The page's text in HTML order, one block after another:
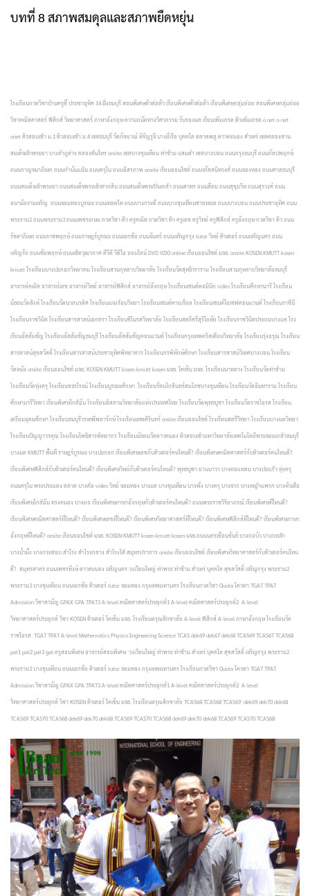
บทที่ 8 สภาพสมดุลและสภาพยืดหยุ่น
โรงเรียนกวดวิชาบ้านครูตี๋ ประชาอุทิศ 14 ฝั่งธนบุรี สอนพิเศษตัวต่อตัว เรียนพิเศษตัวต่อตัว เรียนพิเศษกลุ่มย่อย สอนพิเศษกลุ่มย่อย
วิชาคณิตศาสตร์ ฟิสิกส์ วิทยาศาสตร์ ภาษาอังกฤษ ความถนัดทางวิศวกรรม รับรองผล เรียนเพิ่มเกรด ติวเพิ่มเกรด o net o-net
onet ติวสอบเข้า ม.1 ติวสอบเข้า ม.4 เขตธนบุรี วัดกัลยาณ์ หิรัญรูจี บางยี่เรือ บุคคโล ตลาดพลู ดาวคะนอง สำเหร่ เขตคลองสาน
สมเด็จเจ้าพระยา บางลำภูล่าง คลองต้นไทร onsite เขตบางขุนเทียน ท่าข้าม แสมดำ เขตบางบอน ถนนกรุงธนบุรี ถนนกัลปพฤกษ์
ถนนกาญจนาภิเษก ถนนกำนันแม้น ถนนครุใน ถนนอิสรภาพ onsite เรียนออนไซต์ ถนนจรัลสนิทวงศ์ ถนนจองทอง ถนนศาลธนบุรี
ถนนสมเด็จเจ้าพระยา ถนนสมเด็จพระเจ้าตากสิน ถนนสมเด็จพระปิ่นเกล้า ถนนสาทร ถนนสีลม ถนนสุขุมวิท ถนนสุรวงศ์ ถนน
อนามัยงามเจริญ ถนนจอมทองบูรณะ ถนนเทอดไท ถนนบางกระดี่ ถนนบางขุนเทียนชายทะเล ถนนบางบอน ถนนประชาอุทิศ ถนน
พระราม2 ถนนพระราม3 ถนนเพชรเกษม กวดวิชา ติว ครูคณิต กวดวิชา ติว ครูเลข ครูวิทย์ ครูฟิสิกส์ ครูอังกฤษ กวดวิชา ติว ถนน
รัชดาภิเษก ถนนราชพฤกษ์ ถนนราษฎร์บูรณะ ถนนเอกชัย ถนนจันทร์ ถนนเจริญกรุง tutor วิทย์ ติวเตอร์ ถนนเจริญนคร ถนน
เจริญรัถ ถนนชัยพฤกษ์ ถนนเชิดวุฒากาศ ดีวีดี วีดีโอ ออนไลน์ DVD VDO online เรียนออนไซต์ มจธ. onsite KOSEN KMUTT kosen
kmutt โรงเรียนบางปะกอกวิทยาคม โรงเรียนสวนกุหลาบวิทยาลัย โรงเรียนวัดสุทธิวราราม โรงเรียนสวนกุหลาบวิทยาลัยธนบุรี
อาจารย์คณิต อาจารย์เลข อาจารย์วิทย์ อาจารย์ฟิสิกส์ อาจารย์อังกฤษ โรงเรียนเซนต์ดอมินิก video โรงเรียนศึกษานารี โรงเรียน
มัธยมวัดสิงห์ โรงเรียนวัดนวลนรดิศ โรงเรียนแจงร้อนวิทยา โรงเรียนเซนต์คาเบรียล โรงเรียนเซนต์โยเซฟคอนแวนต์ โรงเรียนราชินี
โรงเรียนราชวินิต โรงเรียนสารสาสน์เอกตรา โรงเรียนชิโนรสวิทยาลัย โรงเรียนสตรีศรีสุริโยทัย โรงเรียนราชวินิตประถมบางแค โรง
เรียนอัสสัมชัญ โรงเรียนอัสสัมชัญธนบุรี โรงเรียนอัสสัมชัญคอนแวนต์ โรงเรียนกรุงเทพคริสเตียนวิทยาลัย โรงเรียนรุ่งอรุณ โรงเรียน
สารสาสน์สุขสวัสดิ์ โรงเรียนสารสาสน์ประชาอุทิศพิทยาคาร โรงเรียนกรพิทักษ์ศึกษา โรงเรียนสารสาสน์วิเทศบางบอน โรงเรียน
วัดหนัง onsite เรียนออนไซต์ มจธ. KOSEN KMUTT kosen kmutt kosen มจธ. โคเซ็น มจธ. โรงเรียนนาหลวง โรงเรียนวัดท่าข้าม
โรงเรียนวัดทุ่งครุ โรงเรียนขจรโรจน์ โรงเรียนบูรณะศึกษา โรงเรียนรัตนโกสินทร์สมโภชบางขุนเทียน โรงเรียนวัดอินทาราม โรงเรียน
ศึกษานารีวิทยา เรียนพิเศษใกล้ฉัน โรงเรียนอิสลามวิทยาลัยแห่งประเทศไทย โรงเรียนวัดพุทธบูชา โรงเรียนวัดราชโอรส โรงเรียน
เตรียมอุดมศึกษา โรงเรียนธนบุรีวรเทพีพลารักษ์ โรงเรียนเทพศิรินทร์ onsite เรียนออนไซต์ โรงเรียนสตรีวิทยา โรงเรียนบางมดวิทยา
โรงเรียนปัญญาวรคุณ โรงเรียนโพธิสารพิทยากร โรงเรียนมัธยมวัดดาวคนอง ติวสอบเข้ามหาวิทยาลัยเทคโนโลยีพระจอมเกล้าธนบุรี
บางมด KMUTT พื้นที่ ราษฎร์บูรณะ บางปะกอก เรียนพิเศษเลขกับติวเตอร์คนไหนดี? เรียนพิเศษคณิตศาสตร์กับติวเตอร์คนไหนดี?
เรียนพิเศษฟิสิกส์กับติวเตอร์คนไหนดี? เรียนพิเศษวิทย์กับติวเตอร์คนไหนดี? พุทธบูชา ยานนาวา บางคอแหลม บางปะแก้ว ทุ่งครุ
ถนนครุใน พระประแดง ตลาด บางค้อ video วิทย์ จอมทอง บางมด บางขุนเทียน บางพึ่ง บางครุ บางจาก บางหญ้าแพรก บางหัวเสือ
เรียนพิเศษใกล้ฉัน ทรงคนอง บางยอ เรียนพิเศษภาษาอังกฤษกับติวเตอร์คนไหนดี? ถนนพระราชวิริยาภรณ์ เรียนพิเศษที่ไหนดี?
เรียนพิเศษคณิตศาสตร์ที่ไหนดี? เรียนพิเศษเลขที่ไหนดี? เรียนพิเศษวิทยาศาสตร์ที่ไหนดี? เรียนพิเศษฟิสิกส์ที่ไหนดี? เรียนพิเศษภาษา
อังกฤษที่ไหนดี? onsite เรียนออนไซต์ มจธ. KOSEN KMUTT kosen kmutt kosen มจธ.ถนนนครเขื่อนขันธ์ บางกอบัว บางกะเจ้า
บางน้ำผึ้ง บางกระสอบ สำโรง สำโรงกลาง สำโรงใต้ สมุทรปราการ onsite เรียนออนไซต์ เรียนพิเศษวิทยาศาสตร์กับติวเตอร์คนไหน
ดี? สมุทรสาคร ถนนเพชรหึงษ์ ดาวคะนอง เจริญนคร วงเวียนใหญ่ ท่าพระ ท่าข้าม สำเหร่ บุคคโล สุขสวัสดิ์ เจริญกรุง พระราม2
พระราม3 บางขุนเทียน ถนนเอกชัย ติวเตอร์ tutor จอมทอง กรุงเทพมหานคร โรงเรียนกวดวิชา Quota โควตา TGAT TPAT
Admission วิชาสามัญ GPAX GPA TPAT3 A-level คณิตศาสตร์ประยุกต์1 A-level คณิตศาสตร์ประยุกต์2 A-level
วิทยาศาสตร์ประยุกต์ วิชา KOSEN ติวเตอร์ โคเซ็น มจธ. โรงเรียนดรุณสิกขาลัย A-level ฟิสิกส์ A-level ภาษาอังกฤษ โรงเรียนวัด
ราชโอรส TGAT TPAT A-level Mathematics Physics Engineering Science TCAS dek69 dek67 dek68 TCAS69 TCAS67 TCAS68
pat1 pat2 pat3 gat ครูสอนพิเศษ อาจารย์สอนพิเศษ วงเวียนใหญ่ ท่าพระ ท่าข้าม สำเหร่ บุคคโล สุขสวัสดิ์ เจริญกรุง พระราม2
พระราม3 บางขุนเทียน ถนนเอกชัย ติวเตอร์ tutor จอมทอง กรุงเทพมหานคร โรงเรียนกวดวิชา Quota โควตา TGAT TPAT
Admission วิชาสามัญ GPAX GPA TPAT3 A-level คณิตศาสตร์ประยุกต์1 A-level คณิตศาสตร์ประยุกต์2 A-level
วิทยาศาสตร์ประยุกต์ วิชา KOSEN ติวเตอร์ โคเซ็น มจธ. โรงเรียนดรุณสิกขาลัย TCAS68 TCAS68 TCAS69 dek69 dek70 dek68
TCAS69 TCAS70 TCAS68 dek69 dek70 dek68 TCAS69 TCAS70 TCAS68 dek69 dek70 dek68 TCAS69 TCAS70 TCAS68